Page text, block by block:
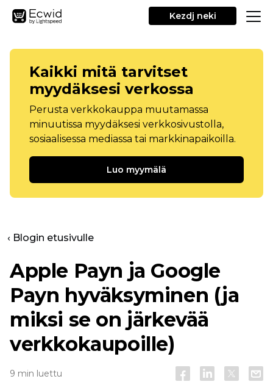
Kezdj neki
Kaikki mitä tarvitset
myydäksesi verkossa
Perusta verkkokauppa muutamassa
minuutissa myydäksesi verkkosivustolla,
sosiaalisessa mediassa tai markkinapaikoilla.
Luo myymälä
‹ Blogin etusivulle
Apple Payn ja Google
Payn hyväksyminen (ja
miksi se on järkevää
verkkokaupoille)
9 min luettu